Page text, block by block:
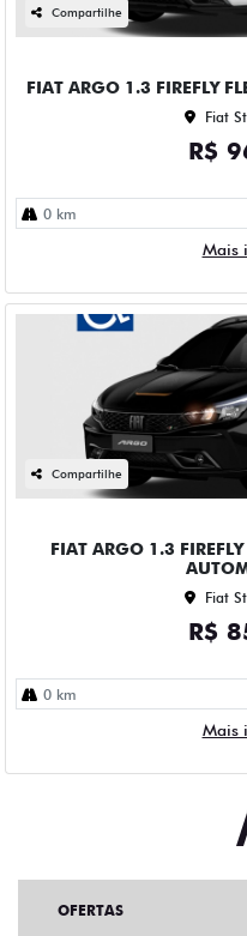
Compartilhe
FIAT ARGO 1.3 FIREFLY
Fiat
R$
0 km
Mais
Compartilhe
FIAT ARGO 1.3
Fiat
R$
0 km
Mais
OFERTAS